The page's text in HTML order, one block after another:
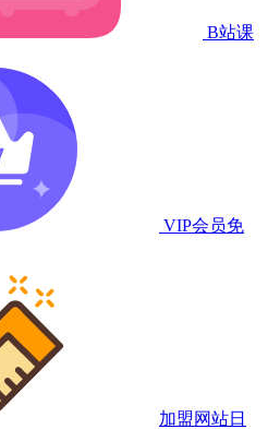
B站课
VIP会员免
加盟网站日